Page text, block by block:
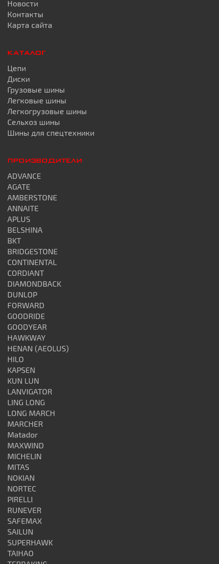
Новости
Контакты
Карта сайта
КАТАЛОГ
Цепи
Диски
Грузовые шины
Легковые шины
Легкогрузовые шины
Сельхоз шины
Шины для спецтехники
ПРОИЗВОДИТЕЛИ
ADVANCE
AGATE
AMBERSTONE
ANNAITE
APLUS
BELSHINA
BKT
BRIDGESTONE
CONTINENTAL
CORDIANT
DIAMONDBACK
DUNLOP
FORWARD
GOODRIDE
GOODYEAR
HAWKWAY
HENAN (AEOLUS)
HILO
KAPSEN
KUN LUN
LANVIGATOR
LING LONG
LONG MARCH
MARCHER
Matador
MAXWIND
MICHELIN
MITAS
NOKIAN
NORTEC
PIRELLI
RUNEVER
SAFEMAX
SAILUN
SUPERHAWK
TAIHAO